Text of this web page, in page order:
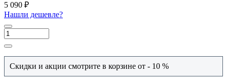
5 090 ₽
Нашли дешевле?
Скидки и акции смотрите в корзине от - 10 %